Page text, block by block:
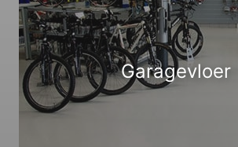
Garagevloer